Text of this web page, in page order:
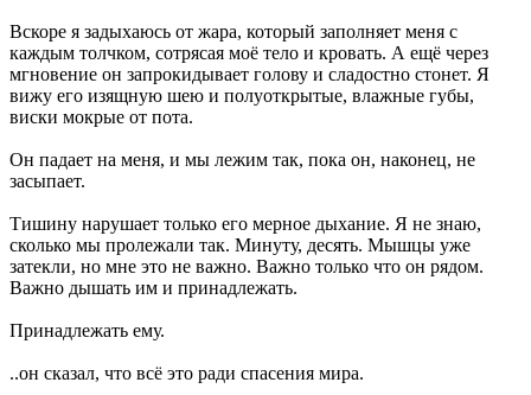
Вскоре я задыхаюсь от жара, который заполняет меня с
каждым толчком, сотрясая моё тело и кровать. А ещё через
мгновение он запрокидывает голову и сладостно стонет. Я
вижу его изящную шею и полуоткрытые, влажные губы,
виски мокрые от пота.
Он падает на меня, и мы лежим так, пока он, наконец, не
засыпает.
Тишину нарушает только его мерное дыхание. Я не знаю,
сколько мы пролежали так. Минуту, десять. Мышцы уже
затекли, но мне это не важно. Важно только что он рядом.
Важно дышать им и принадлежать.
Принадлежать ему.
..он сказал, что всё это ради спасения мира.